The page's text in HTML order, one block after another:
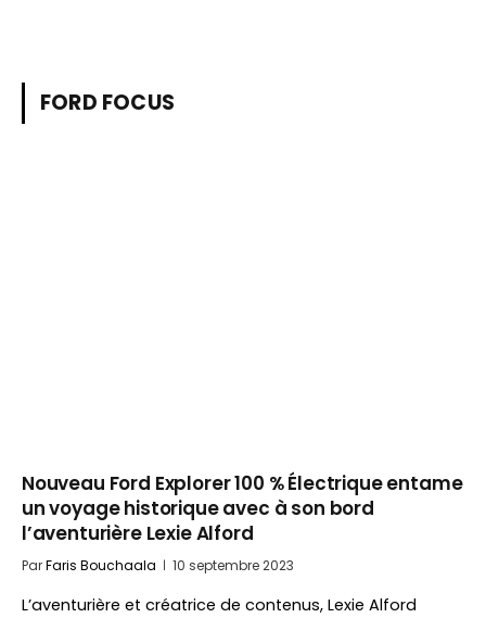
FORD FOCUS
Nouveau Ford Explorer 100 % Électrique entame
un voyage historique avec à son bord
l’aventurière Lexie Alford
ParFaris Bouchaala 10 septembre 2023
L’aventurière et créatrice de contenus, Lexie Alford